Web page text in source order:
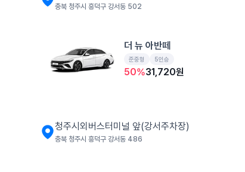
충북 청주시 흥덕구 강서동 502
더 뉴 아반떼
준중형 5인승
50%31,720원
청주시외버스터미널 앞(강서주차장)
충북 청주시 흥덕구 강서동 486